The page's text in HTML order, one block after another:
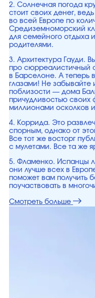
2. Солнечная погода
стоит своих денег,
во всей Европе по
Средиземноморский
для семейного отдыха
родителями.
3. Архитектура Гауди.
про сюрреалистичный
в Барселоне. А теперь
глазами! Не забывайте
поблизости — дома
причудливостью своих
миллионами осколков
4. Коррида. Это
спорным, однако от
Все тот же восторг
с мулетами. Все та же
5. Фламенко. Испанцы
они лучше всех в
поможет вам получить
поучаствовать в
Смотреть больше